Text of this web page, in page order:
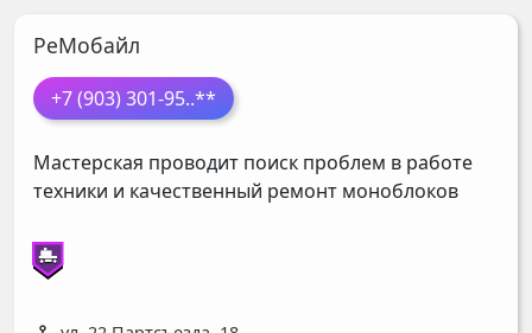
РеМобайл
+7 (903) 301-95..**
Мастерская проводит поиск проблем в работе
техники и качественный ремонт моноблоков